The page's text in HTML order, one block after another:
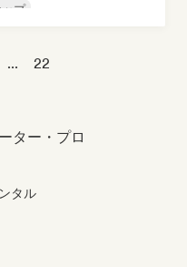
ップ
... 22
ター・プロ
タル